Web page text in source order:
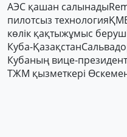
АЭС қашан салынады
пилотсыз технология
көлік қақтыжұмыс
Куба-Қазақстан
Кубаның вице-
ТЖМ қызметкері